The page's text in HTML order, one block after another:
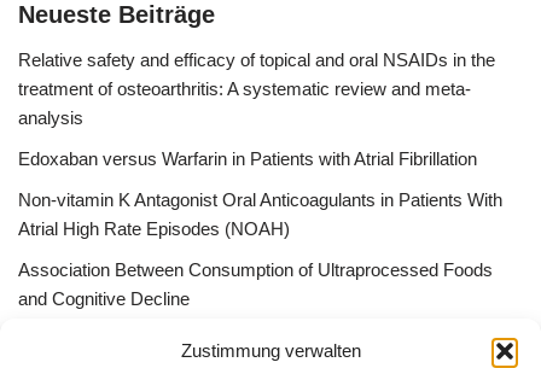
Zustimmung verwalten
Neueste Beiträge
Relative safety and efficacy of topical and oral NSAIDs in the
treatment of osteoarthritis: A systematic review and meta-
analysis
Edoxaban versus Warfarin in Patients with Atrial Fibrillation
Non-vitamin K Antagonist Oral Anticoagulants in Patients With
Atrial High Rate Episodes (NOAH)
Association Between Consumption of Ultraprocessed Foods
and Cognitive Decline
Bessere Behandlung durch „Peer effect“ –Qualitätszirkel, App